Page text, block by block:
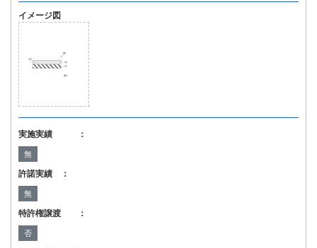
イメージ図
実施実績 ：
無
許諾実績 ：
無
特許権譲渡 ：
否